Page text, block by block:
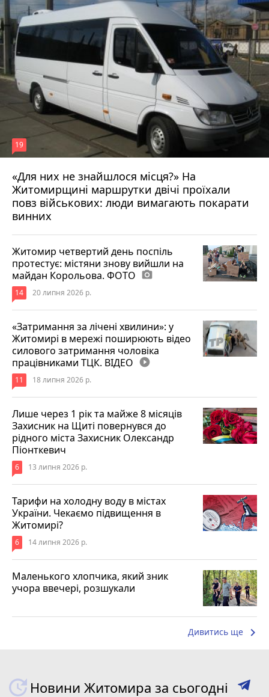
«Для них не знайшлося місця?» На
Житомирщині маршрутки двічі проїхали
повз військових: люди вимагають покарати
винних
19
17 липня 2026 р.
Житомир четвертий день поспіль
протестує: містяни знову вийшли на
майдан Корольова. ФОТО photo_camera
14 20 липня 2026 р.
«Затримання за лічені хвилини»: у
Житомирі в мережі поширюють відео
силового затримання чоловіка
працівниками ТЦК. ВІДЕО play_circle_filled
11 18 липня 2026 р.
Лише через 1 рік та майже 8 місяців
Захисник на Щиті повернувся до
рідного міста Захисник Олександр
Піонткевич
6 13 липня 2026 р.
Тарифи на холодну воду в містах
України. Чекаємо підвищення в
Житомирі?
6 14 липня 2026 р.
Маленького хлопчика, який зник
учора ввечері, розшукали
Дивитись ще keyboard_arrow_right
Новини Житомира за сьогодні